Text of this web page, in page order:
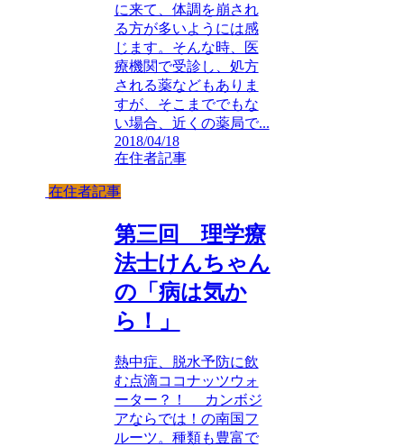
に来て、体調を崩され
る方が多いようには感
じます。そんな時、医
療機関で受診し、処方
される薬などもありま
すが、そこまででもな
い場合、近くの薬局で...
2018/04/18
在住者記事
在住者記事
第三回 理学療
法士けんちゃん
の「病は気か
ら！」
熱中症、脱水予防に飲
む点滴ココナッツウォ
ーター？！ カンボジ
アならでは！の南国フ
ルーツ。種類も豊富で